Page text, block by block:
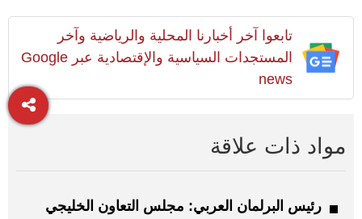
تابعوا آخر أخبارنا المحلية والرياضية وآخر
المستجدات السياسية والإقتصادية عبر Google
news
مواد ذات علاقة
رئيس البرلمان العربي: مجلس التعاون الخليجي